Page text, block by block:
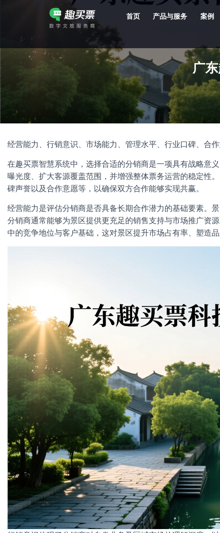
首页 产品与服务 案例
广
经营能力、行销意识、市场能力、管理水平、行业口碑、合
在趣买票智慧系统中，选择合适的分销商是一项具有战略意
曝光度、扩大客源覆盖范围，并增强整体票务运营的稳定性
碑声誉以及合作意愿等，以确保双方合作能够实现共赢。
经营能力是评估分销商是否具备长期合作潜力的基础要素。
分销商通常能够为景区提供更充足的销售支持与市场推广资
中的竞争地位与客户基础，这对景区提升市场占有率、塑造